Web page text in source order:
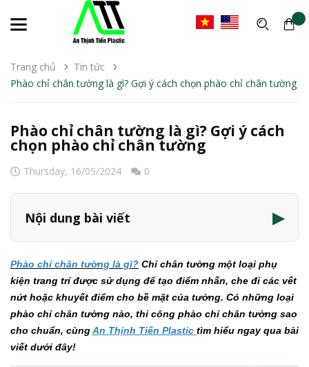
Trang chủ
Tin tức
Phào chỉ chân tường là gì? Gợi ý cách chọn phào chỉ chân tường
Phào chỉ chân tường là gì? Gợi ý cách
chọn phào chỉ chân tường
Thursday, 16/05/2024 0
Nội dung bài viết ▶
Phào chỉ chân tường là gì? Chỉ chân tường một loại phụ
kiện trang trí được sử dụng để tạo điểm nhấn, che đi các vết
nứt hoặc khuyết điểm cho bề mặt của tường. Có những loại
phào chỉ chân tường nào, thi công phào chỉ chân tường sao
cho chuẩn, cùngAn Thịnh Tiến Plastic tìm hiểu ngay qua bài
viết dưới đây!